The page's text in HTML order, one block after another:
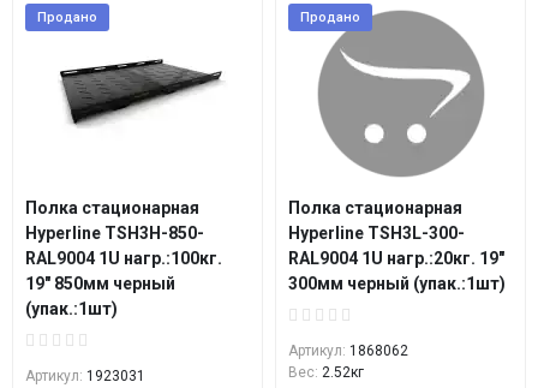
Продано
Полка стационарная
Hyperline TSH3H-850-
RAL9004 1U нагр.:100кг.
19" 850мм черный
(упак.:1шт)
Артикул: 1923031
Продано
Полка стационарная
Hyperline TSH3L-300-
RAL9004 1U нагр.:20кг. 19"
300мм черный (упак.:1шт)
Артикул: 1868062
Вес: 2.52кг